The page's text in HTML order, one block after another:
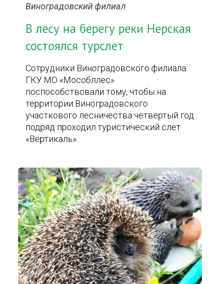
Виноградовский филиал
В лесу на берегу реки Нерская
состоялся турслет
Сотрудники Виноградовского филиала
ГКУ МО «Мособллес»
поспособствовали тому, чтобы на
территории Виноградовского
участкового лесничества четвертый год
подряд проходил туристический слет
«Вертикаль».